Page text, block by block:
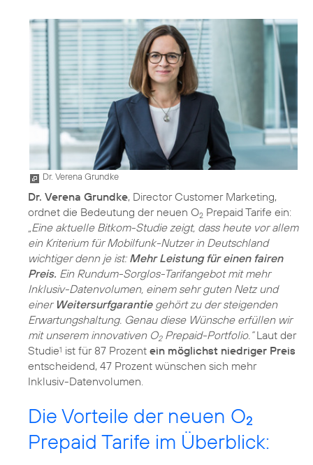
Dr. Verena Grundke
Dr. Verena Grundke, Director Customer Marketing,
ordnet die Bedeutung der neuen O2 Prepaid Tarife ein:
„Eine aktuelle Bitkom-Studie zeigt, dass heute vor allem
ein Kriterium für Mobilfunk-Nutzer in Deutschland
wichtiger denn je ist: Mehr Leistung für einen fairen
Preis. Ein Rundum-Sorglos-Tarifangebot mit mehr
Inklusiv-Datenvolumen, einem sehr guten Netz und
einer Weitersurfgarantiegehört zu der steigenden
Erwartungshaltung. Genau diese Wünsche erfüllen wir
mit unserem innovativen O2Prepaid-Portfolio.“Laut der
Studie1 ist für 87 Prozent ein möglichst niedriger Preis
entscheidend, 47 Prozent wünschen sich mehr
Inklusiv-Datenvolumen.
Die Vorteile der neuen O2
Prepaid Tarife im Überblick: